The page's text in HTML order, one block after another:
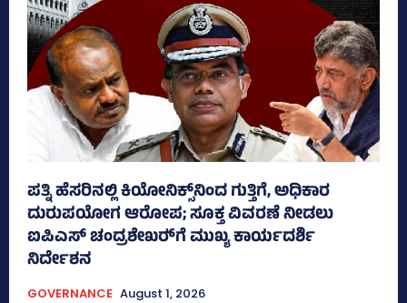
ಪತ್ನಿ ಹೆಸರಿನಲ್ಲಿ ಕಿಯೋನಿಕ್ಸ್‌ನಿಂದ ಗುತ್ತಿಗೆ, ಅಧಿಕಾರ
ದುರುಪಯೋಗ ಆರೋಪ; ಸೂಕ್ತ ವಿವರಣೆ ನೀಡಲು
ಐಪಿಎಸ್‌ ಚಂದ್ರಶೇಖರ್‍‌ಗೆ ಮುಖ್ಯ ಕಾರ್ಯದರ್ಶಿ
ನಿರ್ದೇಶನ
GOVERNANCE August 1, 2026